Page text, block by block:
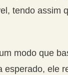
tendo assim
modo que
esperado, ele